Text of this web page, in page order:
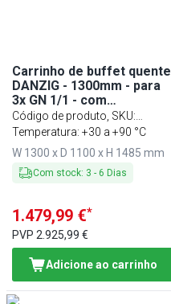
Carrinho de buffet quente
DANZIG - 1300mm - para
3x GN 1/1 - com
corre‑bandejas - Preto
Código de produto, SKU:
BWWI1300
Temperatura: +30 a +90 °C
W 1300 x D 1100 x H 1485 mm
Com stock: 3 - 6 Dias
1.479,99 €*
PVP 2.925,99 €
Adicione ao carrinho